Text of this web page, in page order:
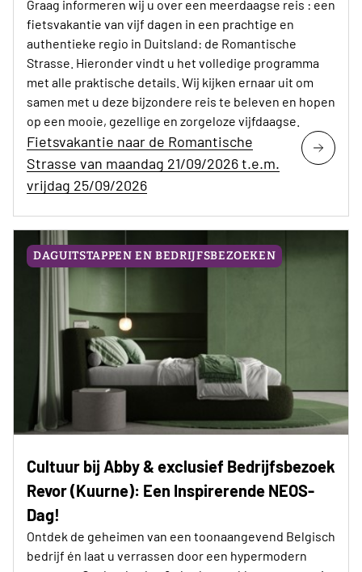
Graag informeren wij u over een meerdaagse reis : een
fietsvakantie van vijf dagen in een prachtige en
authentieke regio in Duitsland: de Romantische
Strasse. Hieronder vindt u het volledige programma
met alle praktische details. Wij kijken ernaar uit om
samen met u deze bijzondere reis te beleven en hopen
op een mooie, gezellige en zorgeloze vijfdaagse.
Fietsvakantie naar de Romantische
Strasse van maandag 21/09/2026 t.e.m.
vrijdag 25/09/2026
DAGUITSTAPPEN EN BEDRIJFSBEZOEKEN
Cultuur bij Abby & exclusief Bedrijfsbezoek
Revor (Kuurne): Een Inspirerende NEOS-
Dag!
Ontdek de geheimen van een toonaangevend Belgisch
bedrijf én laat u verrassen door een hypermodern